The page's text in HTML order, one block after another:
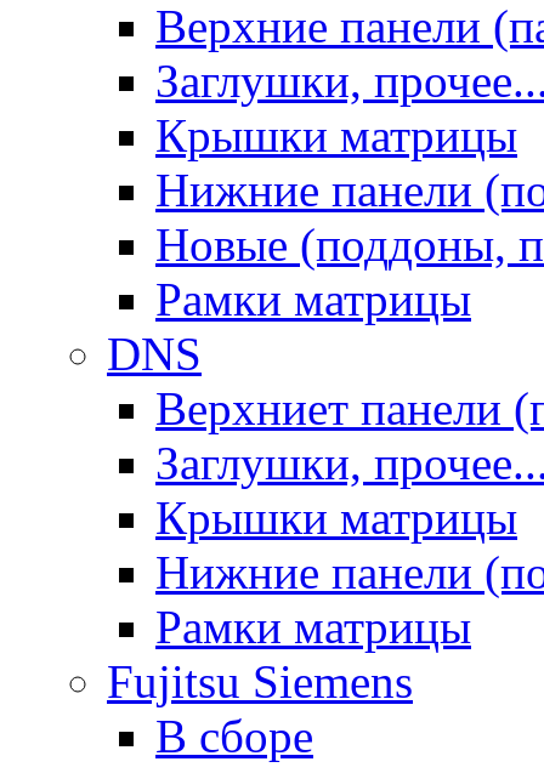
Верхние панели
Заглушки,
Крышки матрицы
Нижние панели
Новые (поддоны,
Рамки матрицы
DNS
Верхниет панели
Заглушки,
Крышки матрицы
Нижние панели
Рамки матрицы
Fujitsu Siemens
В сборе